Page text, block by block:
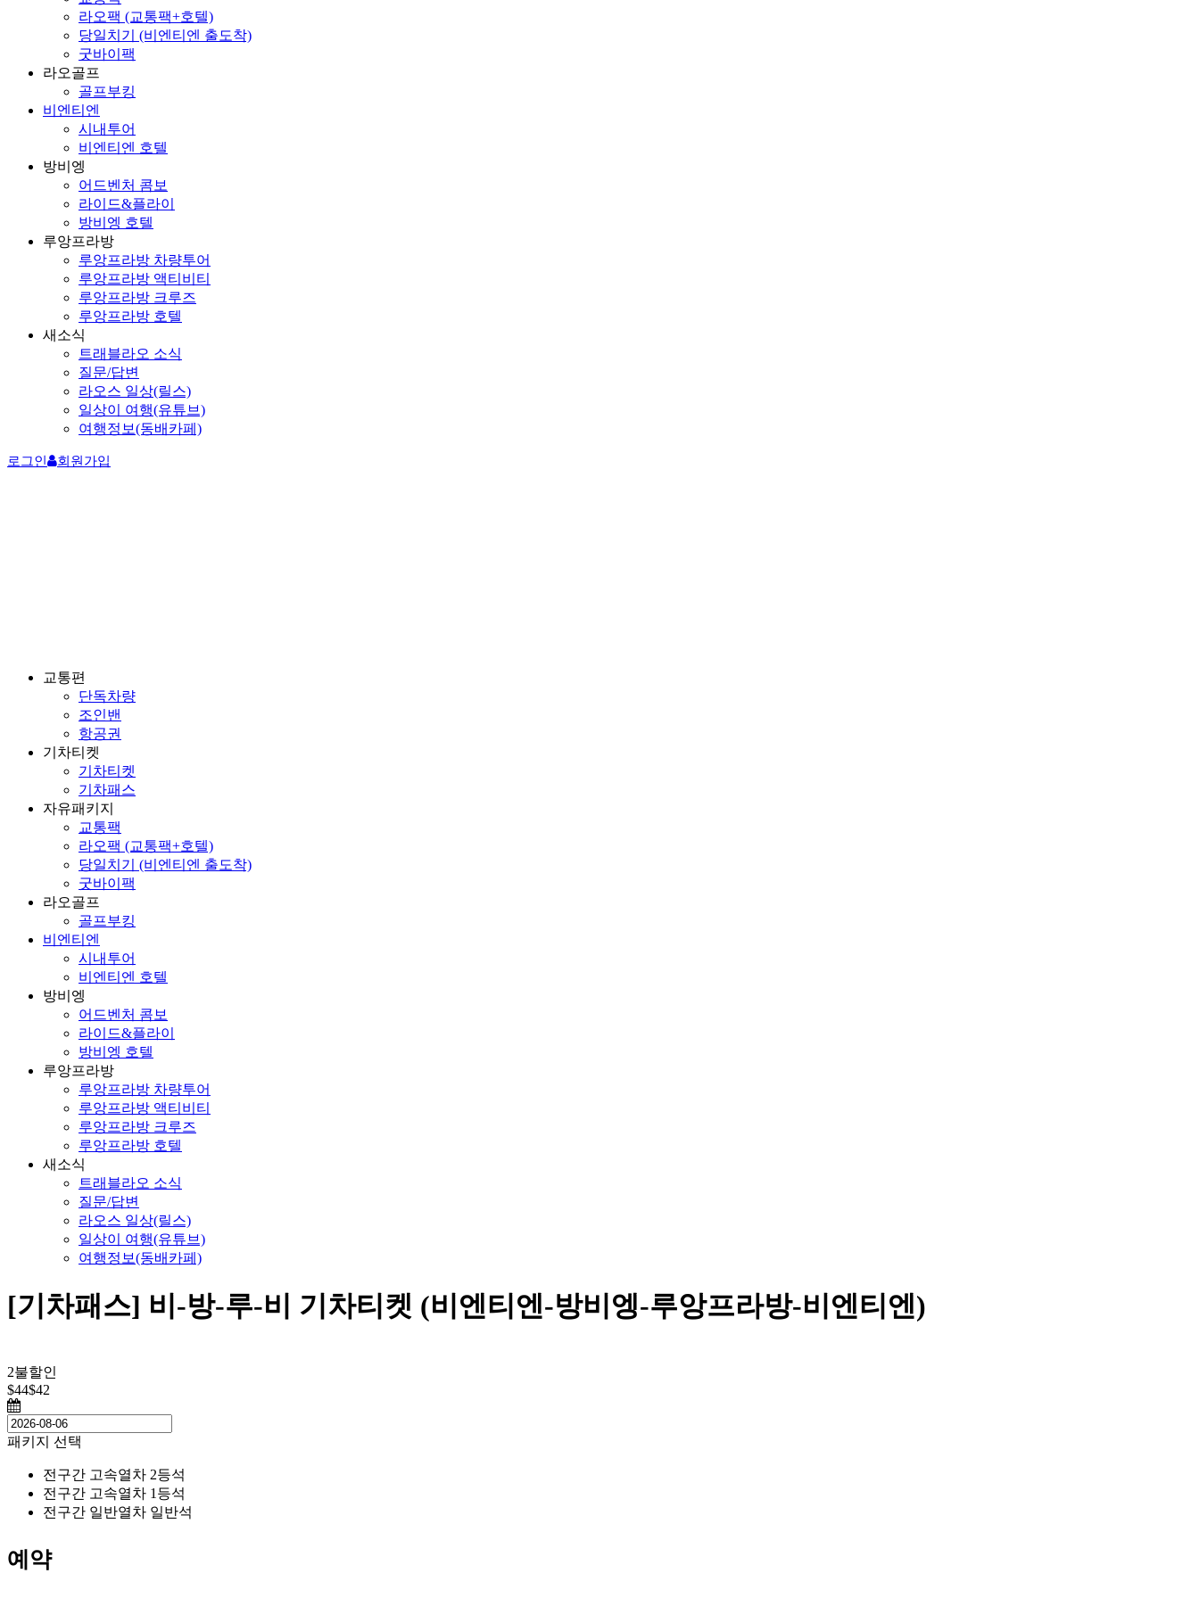
라오팩 (교통팩+호텔)
당일치기 (비엔티엔 출도착)
굿바이팩
라오골프
골프부킹
비엔티엔
시내투어
비엔티엔 호텔
방비엥
어드벤처 콤보
라이드&플라이
방비엥 호텔
루앙프라방
루앙프라방 차량투어
루앙프라방 액티비티
루앙프라방 크루즈
루앙프라방 호텔
새소식
트래블라오 소식
질문/답변
라오스 일상(릴스)
일상이 여행(유튜브)
여행정보(동배카페)
로그인 회원가입
교통편
단독차량
조인밴
항공권
기차티켓
기차티켓
기차패스
자유패키지
교통팩
라오팩 (교통팩+호텔)
당일치기 (비엔티엔 출도착)
굿바이팩
라오골프
골프부킹
비엔티엔
시내투어
비엔티엔 호텔
방비엥
어드벤처 콤보
라이드&플라이
방비엥 호텔
루앙프라방
루앙프라방 차량투어
루앙프라방 액티비티
루앙프라방 크루즈
루앙프라방 호텔
새소식
트래블라오 소식
질문/답변
라오스 일상(릴스)
일상이 여행(유튜브)
여행정보(동배카페)
[기차패스] 비-방-루-비 기차티켓 (비엔티엔-방비엥-루앙프라방-비엔티엔)
2불할인
$44$42
패키지 선택
전구간 고속열차 2등석
전구간 고속열차 1등석
전구간 일반열차 일반석
예약